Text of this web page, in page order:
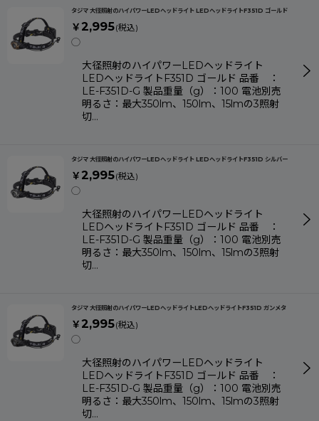
タジマ 大径照射のハイパワーLEDヘッドライト LEDヘッドライトF351D ゴールド
￥ 2,995(税込)
◯
大径照射のハイパワーLEDヘッドライト
LEDヘッドライトF351D ゴールド 品番 ：
LE-F351D-G 製品重量（g）：100 電池別売
明るさ：最大350lm、150lm、15lmの3照射
切…
タジマ 大径照射のハイパワーLEDヘッドライト LEDヘッドライトF351D シルバー
￥ 2,995(税込)
◯
大径照射のハイパワーLEDヘッドライト
LEDヘッドライトF351D ゴールド 品番 ：
LE-F351D-G 製品重量（g）：100 電池別売
明るさ：最大350lm、150lm、15lmの3照射
切…
タジマ 大径照射のハイパワーLEDヘッドライトLEDヘッドライトF351D ガンメタ
￥ 2,995(税込)
◯
大径照射のハイパワーLEDヘッドライト
LEDヘッドライトF351D ゴールド 品番 ：
LE-F351D-G 製品重量（g）：100 電池別売
明るさ：最大350lm、150lm、15lmの3照射
切…